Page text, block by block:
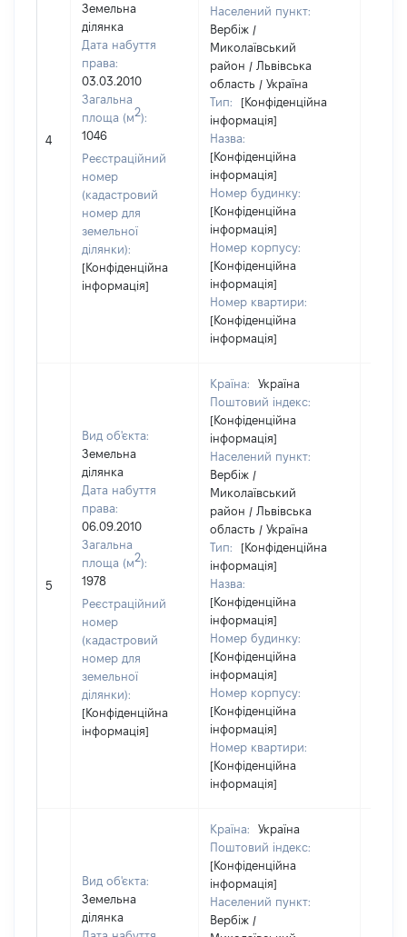
4
Земельна
ділянка
Дата набуття
права:
03.03.2010
Загальна
площа (м2):
1046
Реєстраційний
номер
(кадастровий
номер для
земельної
ділянки):
[Конфіденційна
інформація]
Населений пункт:
Вербіж /
Миколаївський
район / Львівська
область / Україна
Тип:
[Конфіденційна
інформація]
Назва:
[Конфіденційна
інформація]
Номер будинку:
[Конфіденційна
інформація]
Номер корпусу:
[Конфіденційна
інформація]
Номер квартири:
[Конфіденційна
інформація]
5
Вид об'єкта:
Земельна
ділянка
Дата набуття
права:
06.09.2010
Загальна
площа (м2):
1978
Реєстраційний
номер
(кадастровий
номер для
земельної
ділянки):
[Конфіденційна
інформація]
Країна:
Україна
Поштовий індекс:
[Конфіденційна
інформація]
Населений пункт:
Вербіж /
Миколаївський
район / Львівська
область / Україна
Тип:
[Конфіденційна
інформація]
Назва:
[Конфіденційна
інформація]
Номер будинку:
[Конфіденційна
інформація]
Номер корпусу:
[Конфіденційна
інформація]
Номер квартири:
[Конфіденційна
інформація]
Вид об'єкта:
Земельна
ділянка
Країна:
Україна
Поштовий індекс:
[Конфіденційна
інформація]
Населений пункт:
Вербіж /